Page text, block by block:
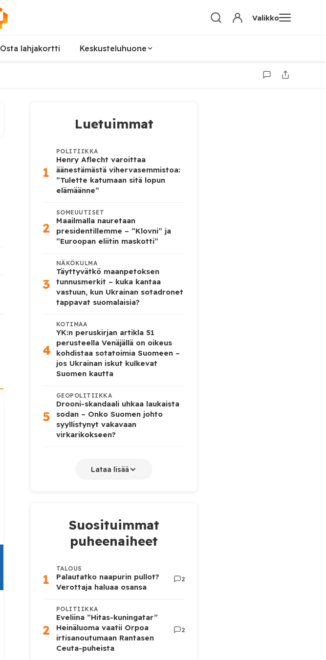
Valikko
Osta lahjakortti Keskusteluhuone
Luetuimmat
1
POLITIIKKA
Henry Aflecht varoittaa
äänestämästä vihervasemmistoa:
“Tulette katumaan sitä lopun
elämäänne”
2
SOMEUUTISET
Maailmalla nauretaan
presidentillemme – “Klovni” ja
“Euroopan eliitin maskotti”
3
NÄKÖKULMA
Täyttyvätkö maanpetoksen
tunnusmerkit – kuka kantaa
vastuun, kun Ukrainan sotadronet
tappavat suomalaisia?
4
KOTIMAA
YK:n peruskirjan artikla 51
perusteella Venäjällä on oikeus
kohdistaa sotatoimia Suomeen –
jos Ukrainan iskut kulkevat
Suomen kautta
5
GEOPOLITIIKKA
Drooni-skandaali uhkaa laukaista
sodan – Onko Suomen johto
syyllistynyt vakavaan
virkarikokseen?
Lataa lisää
Suosituimmat
puheenaiheet
1
TALOUS
Palautatko naapurin pullot?
Verottaja haluaa osansa
2
2
POLITIIKKA
Eveliina ”Hitas-kuningatar”
Heinäluoma vaatii Orpoa
irtisanoutumaan Rantasen
Ceuta-puheista
2